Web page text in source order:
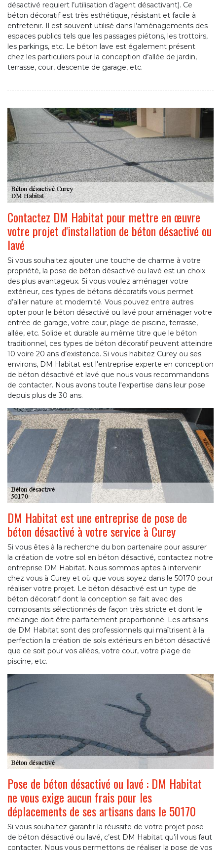
désactivé requiert l’utilisation d’agent désactivant). Ce
béton décoratif est très esthétique, résistant et facile à
entretenir. Il est souvent utilisé dans l’aménagements des
espaces publics tels que les passages piétons, les trottoirs,
les parkings, etc. Le béton lave est également présent
chez les particuliers pour la conception d’allée de jardin,
terrasse, cour, descente de garage, etc.
Contactez DM Habitat pour mettre en œuvre
votre projet d'installation de béton désactivé ou
lavé
Si vous souhaitez ajouter une touche de charme à votre
propriété, la pose de béton désactivé ou lavé est un choix
des plus avantageux. Si vous voulez aménager votre
extérieur, ces types de bétons décoratifs vous permet
d’allier nature et modernité. Vous pouvez entre autres
opter pour le béton désactivé ou lavé pour aménager votre
entrée de garage, votre cour, plage de piscine, terrasse,
allée, etc. Solide et durable au même titre que le béton
traditionnel, ces types de béton décoratif peuvent atteindre
10 voire 20 ans d’existence. Si vous habitez Curey ou ses
environs, DM Habitat est l'entreprise experte en conception
de béton désactivé et lavé que nous vous recommandons
de contacter. Nous avons toute l'expertise dans leur pose
depuis plus de 30 ans.
DM Habitat est une entreprise de pose de
béton désactivé à votre service à Curey
Si vous êtes à la recherche du bon partenaire pour assurer
la création de votre sol en béton désactivé, contactez notre
entreprise DM Habitat. Nous sommes aptes à intervenir
chez vous à Curey et où que vous soyez dans le 50170 pour
réaliser votre projet. Le béton désactivé est un type de
béton décoratif dont la conception se fait avec des
composants sélectionnés de façon très stricte et dont le
mélange doit être parfaitement proportionné. Les artisans
de DM Habitat sont des professionnels qui maîtrisent à la
perfection la création de sols extérieurs en béton désactivé
que ce soit pour vos allées, votre cour, votre plage de
piscine, etc.
Pose de béton désactivé ou lavé : DM Habitat
ne vous exige aucun frais pour les
déplacements de ses artisans dans le 50170
Si vous souhaitez garantir la réussite de votre projet pose
de béton désactivé ou lavé, c’est DM Habitat qu’il vous faut
contacter. Nous vous permettons de réaliser la pose de vos